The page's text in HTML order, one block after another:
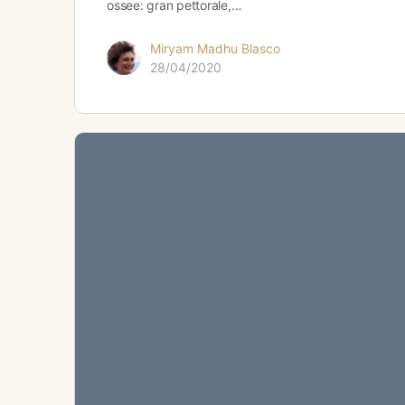
ossee: gran pettorale,…
Miryam Madhu Blasco
28/04/2020